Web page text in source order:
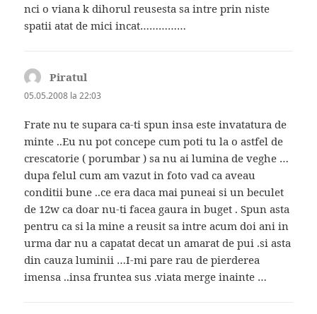
nci o viana k dihorul reusesta sa intre prin niste
spatii atat de mici incat……………
Piratul
05.05.2008 la 22:03
Frate nu te supara ca-ti spun insa este invatatura de
minte ..Eu nu pot concepe cum poti tu la o astfel de
crescatorie ( porumbar ) sa nu ai lumina de veghe …
dupa felul cum am vazut in foto vad ca aveau
conditii bune ..ce era daca mai puneai si un beculet
de 12w ca doar nu-ti facea gaura in buget . Spun asta
pentru ca si la mine a reusit sa intre acum doi ani in
urma dar nu a capatat decat un amarat de pui .si asta
din cauza luminii …I-mi pare rau de pierderea
imensa ..insa fruntea sus .viata merge inainte …